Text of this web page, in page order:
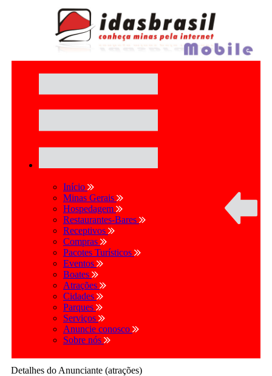
Início
Minas Gerais
Hospedagem
Restaurantes-Bares
Receptivos
Compras
Pacotes Turísticos
Eventos
Boates
Atrações
Cidades
Parques
Serviços
Anuncie conosco
Sobre nós
Detalhes do Anunciante (atrações)